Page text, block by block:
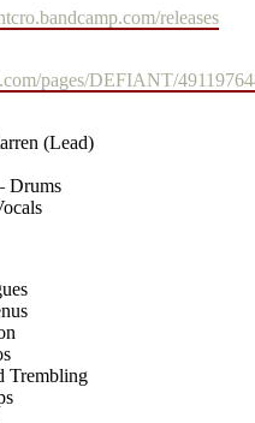
releases
pages/DEFIANT/
(Lead)
Drums
Trembling